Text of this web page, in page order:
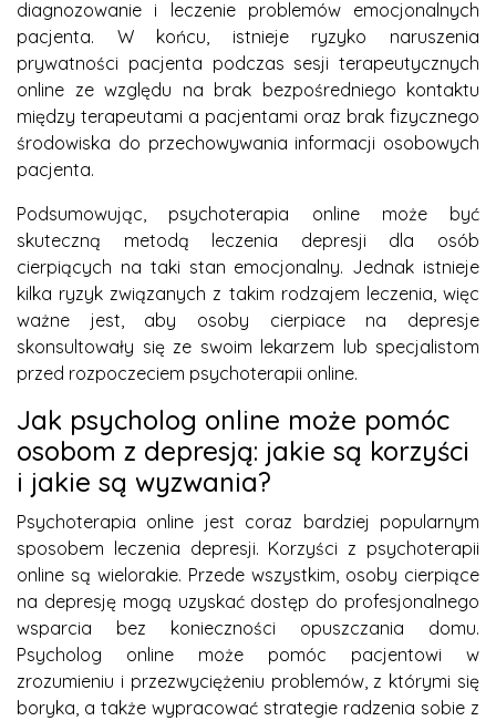
diagnozowanie i leczenie problemów emocjonalnych
pacjenta. W końcu, istnieje ryzyko naruszenia
prywatności pacjenta podczas sesji terapeutycznych
online ze względu na brak bezpośredniego kontaktu
między terapeutami a pacjentami oraz brak fizycznego
środowiska do przechowywania informacji osobowych
pacjenta.
Podsumowując, psychoterapia online może być
skuteczną metodą leczenia depresji dla osób
cierpiących na taki stan emocjonalny. Jednak istnieje
kilka ryzyk związanych z takim rodzajem leczenia, więc
ważne jest, aby osoby cierpiace na depresje
skonsultowały się ze swoim lekarzem lub specjalistom
przed rozpoczeciem psychoterapii online.
Jak psycholog online może pomóc
osobom z depresją: jakie są korzyści
i jakie są wyzwania?
Psychoterapia online jest coraz bardziej popularnym
sposobem leczenia depresji. Korzyści z psychoterapii
online są wielorakie. Przede wszystkim, osoby cierpiące
na depresję mogą uzyskać dostęp do profesjonalnego
wsparcia bez konieczności opuszczania domu.
Psycholog online może pomóc pacjentowi w
zrozumieniu i przezwyciężeniu problemów, z którymi się
boryka, a także wypracować strategie radzenia sobie z